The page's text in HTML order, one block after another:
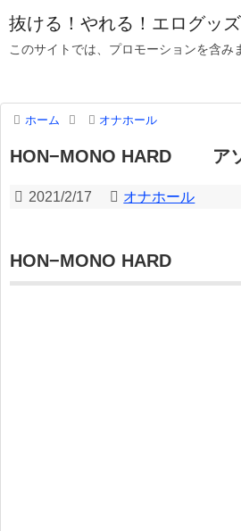
抜ける！やれる！エログッズ
このサイトでは、プロモーションを含み
ホーム オナホール
HON−MONO HARD アソ
2021/2/17 オナホール
HON−MONO HARD